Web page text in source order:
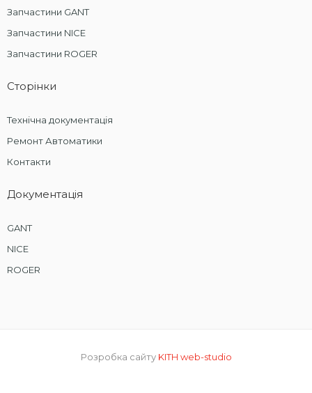
Запчастини GANT
Запчастини NICE
Запчастини ROGER
Сторінки
Технічна документація
Ремонт Автоматики
Контакти
Документація
GANT
NICE
ROGER
Розробка сайту KITH web-studio